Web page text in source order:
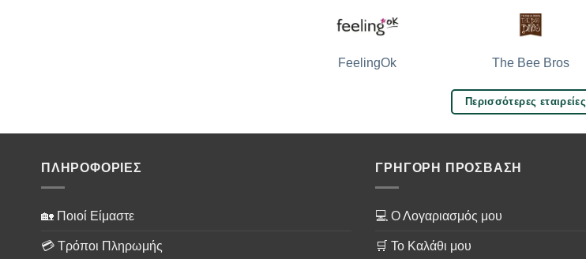
FeelingOk The Bee Bros
Περισσότερες εταιρείες
ΠΛΗΡΟΦΟΡΙΕΣ
🏡 Ποιοί Είμαστε
💳 Τρόποι Πληρωμής
ΓΡΗΓΟΡΗ ΠΡΟΣΒΑΣΗ
💻 Ο Λογαριασμός μου
🛒 Το Καλάθι μου